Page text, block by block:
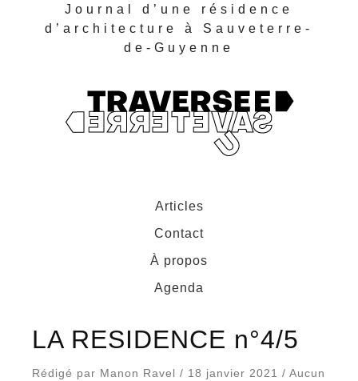
Journal d’une résidence
d’architecture à Sauveterre-
de-Guyenne
Articles
Contact
À propos
Agenda
LA RESIDENCE n°4/5
Rédigé par Manon Ravel / 18 janvier 2021 / Aucun